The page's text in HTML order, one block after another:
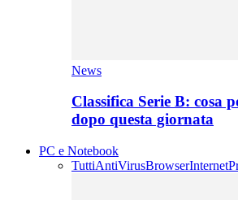
News
Classifica Serie B: cosa
dopo questa giornata
PC e Notebook
TuttiAntiVirusBrowserInternet